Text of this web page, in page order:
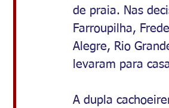
de praia. Nas
Farroupilha,
Alegre, Rio
levaram para
A dupla